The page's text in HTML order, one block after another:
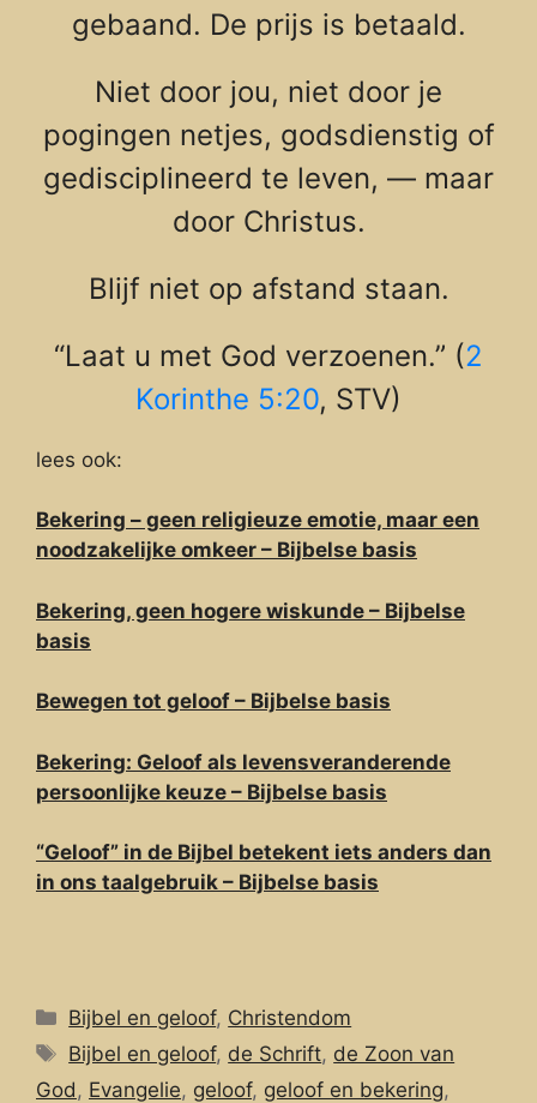
gebaand. De prijs is betaald.
Niet door jou, niet door je
pogingen netjes, godsdienstig of
gedisciplineerd te leven, — maar
door Christus.
Blijf niet op afstand staan.
“Laat u met God verzoenen.” (2
Korinthe 5:20, STV)
lees ook:
Bekering – geen religieuze emotie, maar een
noodzakelijke omkeer – Bijbelse basis
Bekering, geen hogere wiskunde – Bijbelse
basis
Bewegen tot geloof – Bijbelse basis
Bekering: Geloof als levensveranderende
persoonlijke keuze – Bijbelse basis
“Geloof” in de Bijbel betekent iets anders dan
in ons taalgebruik – Bijbelse basis
Categorieën
Bijbel en geloof, Christendom
Tags
Bijbel en geloof, de Schrift, de Zoon van
God , Evangelie, geloof, geloof en bekering,